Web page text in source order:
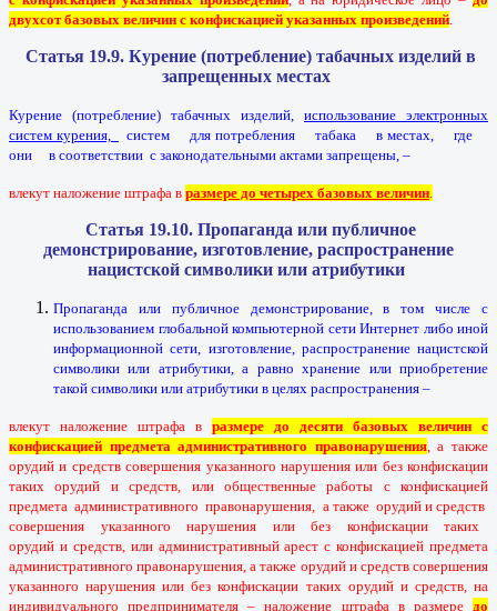
двухсот базовых величин с конфискацией указанных произведений
Статья 19.9. Курение (потребление) табачных изделий в
запрещенных местах
Курение (потребление) табачных изделий, использование электронных
систем курения,
систем для потребления табака в местах, где
они в соответствии с законодательными актами запрещены, –
влекут наложение штрафа в размере до четырех базовых величин
Статья 19.10. Пропаганда или публичное
демонстрирование, изготовление, распространение
нацистской символики или атрибутики
Пропаганда или публичное демонстрирование, в том числе с
использованием глобальной компьютерной сети Интернет либо иной
информационной сети, изготовление, распространение нацистской
символики или атрибутики, а равно хранение или приобретение
такой символики или атрибутики в целях распространения –
влекут наложение штрафа в размере до десяти базовых величин с
конфискацией предмета административного правонарушения, а также
орудий и средств совершения указанного нарушения или без конфискации
таких орудий и средств, или общественные работы с конфискацией
предмета административного правонарушения, а также орудий и средств
совершения указанного нарушения или без конфискации таких
орудий и средств, или административный арест с конфискацией предмета
административного правонарушения, а также орудий и средств совершения
указанного нарушения или без конфискации таких орудий и средств, на
индивидуального предпринимателя – наложение штрафа в размере до